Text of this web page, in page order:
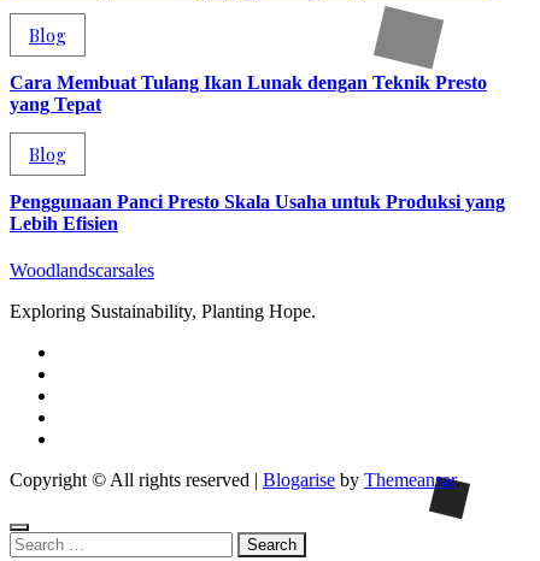
Blog
Cara Membuat Tulang Ikan Lunak dengan Teknik Presto
yang Tepat
Blog
Penggunaan Panci Presto Skala Usaha untuk Produksi yang
Lebih Efisien
Woodlandscarsales
Exploring Sustainability, Planting Hope.
Copyright © All rights reserved | Blogarise by Themeansar.
Search